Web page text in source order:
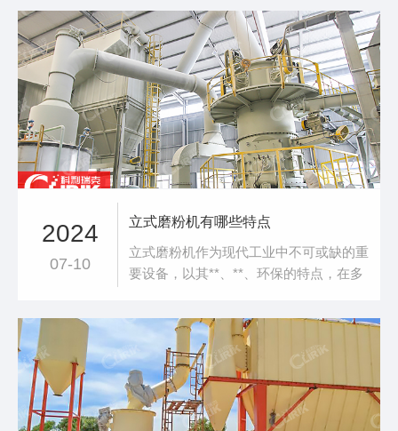
岗岩粉末可以作为混凝土的掺合料，提高
混凝土的强度和耐久性。特别是在高性能
混凝土中，适量添加花岗岩粉末可以显著
改善其力学性能。路面铺装：在路面铺装
中，花岗岩粉末可以与其他材料混合使
用，形成耐磨、
2024
07-10
立式磨粉机有哪些特点
立式磨粉机作为现代工业中不可或缺的重
要设备，以其**、**、环保的特点，在多
粉机的主要特点：系统集成度高：立式磨
粉机集破碎、粉磨、分级输送于一体，系
统简单，布局紧凑，占地面积小，约为球
磨系统的50%，能够大幅降低投资费用。
这一特点使得立式磨粉机在有限的空间内
实现了